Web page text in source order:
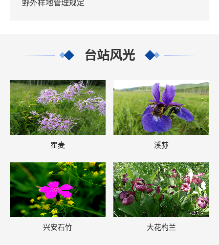
野外样地管理规定
台站风光
瞿麦 溪荪
兴安石竹 大花杓兰